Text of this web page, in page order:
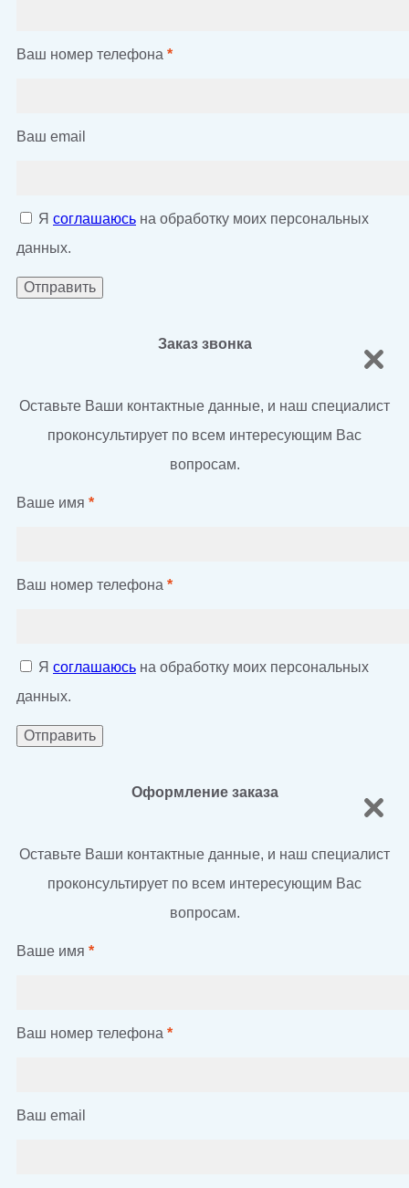
Ваш номер телефона *
Ваш email
Я соглашаюсь на обработку моих персональных
данных.
Заказ звонка
Оставьте Ваши контактные данные, и наш специалист
проконсультирует по всем интересующим Вас
вопросам.
Ваше имя *
Ваш номер телефона *
Я соглашаюсь на обработку моих персональных
данных.
Оформление заказа
Оставьте Ваши контактные данные, и наш специалист
проконсультирует по всем интересующим Вас
вопросам.
Ваше имя *
Ваш номер телефона *
Ваш email